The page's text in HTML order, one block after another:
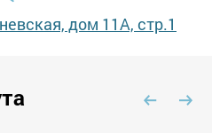
дом 11А, стр.1